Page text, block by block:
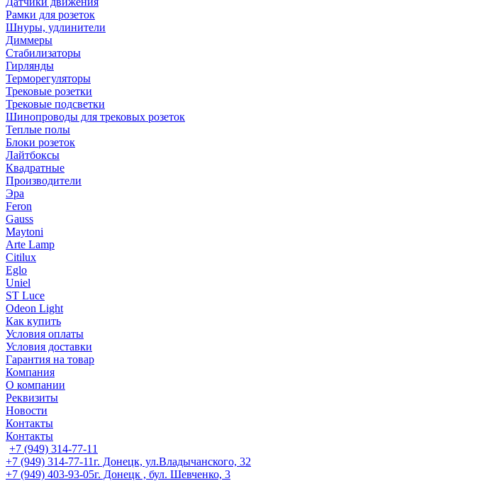
Рамки для розеток
Шнуры, удлинители
Диммеры
Стабилизаторы
Гирлянды
Терморегуляторы
Трековые розетки
Трековые подсветки
Шинопроводы для трековых розеток
Теплые полы
Блоки розеток
Лайтбоксы
Квадратные
Производители
Эра
Feron
Gauss
Maytoni
Arte Lamp
Citilux
Eglo
Uniel
ST Luce
Odeon Light
Как купить
Условия оплаты
Условия доставки
Гарантия на товар
Компания
О компании
Реквизиты
Новости
Контакты
Контакты
+7 (949) 314-77-11
+7 (949) 314-77-11г. Донецк, ул.Владычанского, 32
+7 (949) 403-93-05г. Донецк , бул. Шевченко, 3